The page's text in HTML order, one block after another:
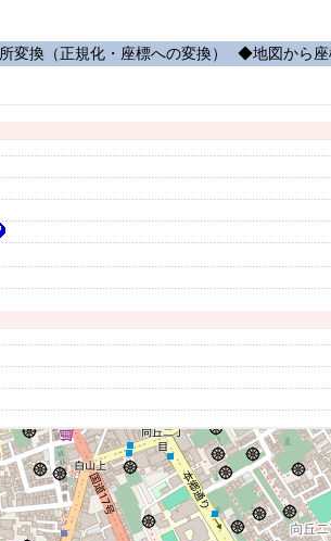
変換（正規化・座標への変換） ◆地図から座